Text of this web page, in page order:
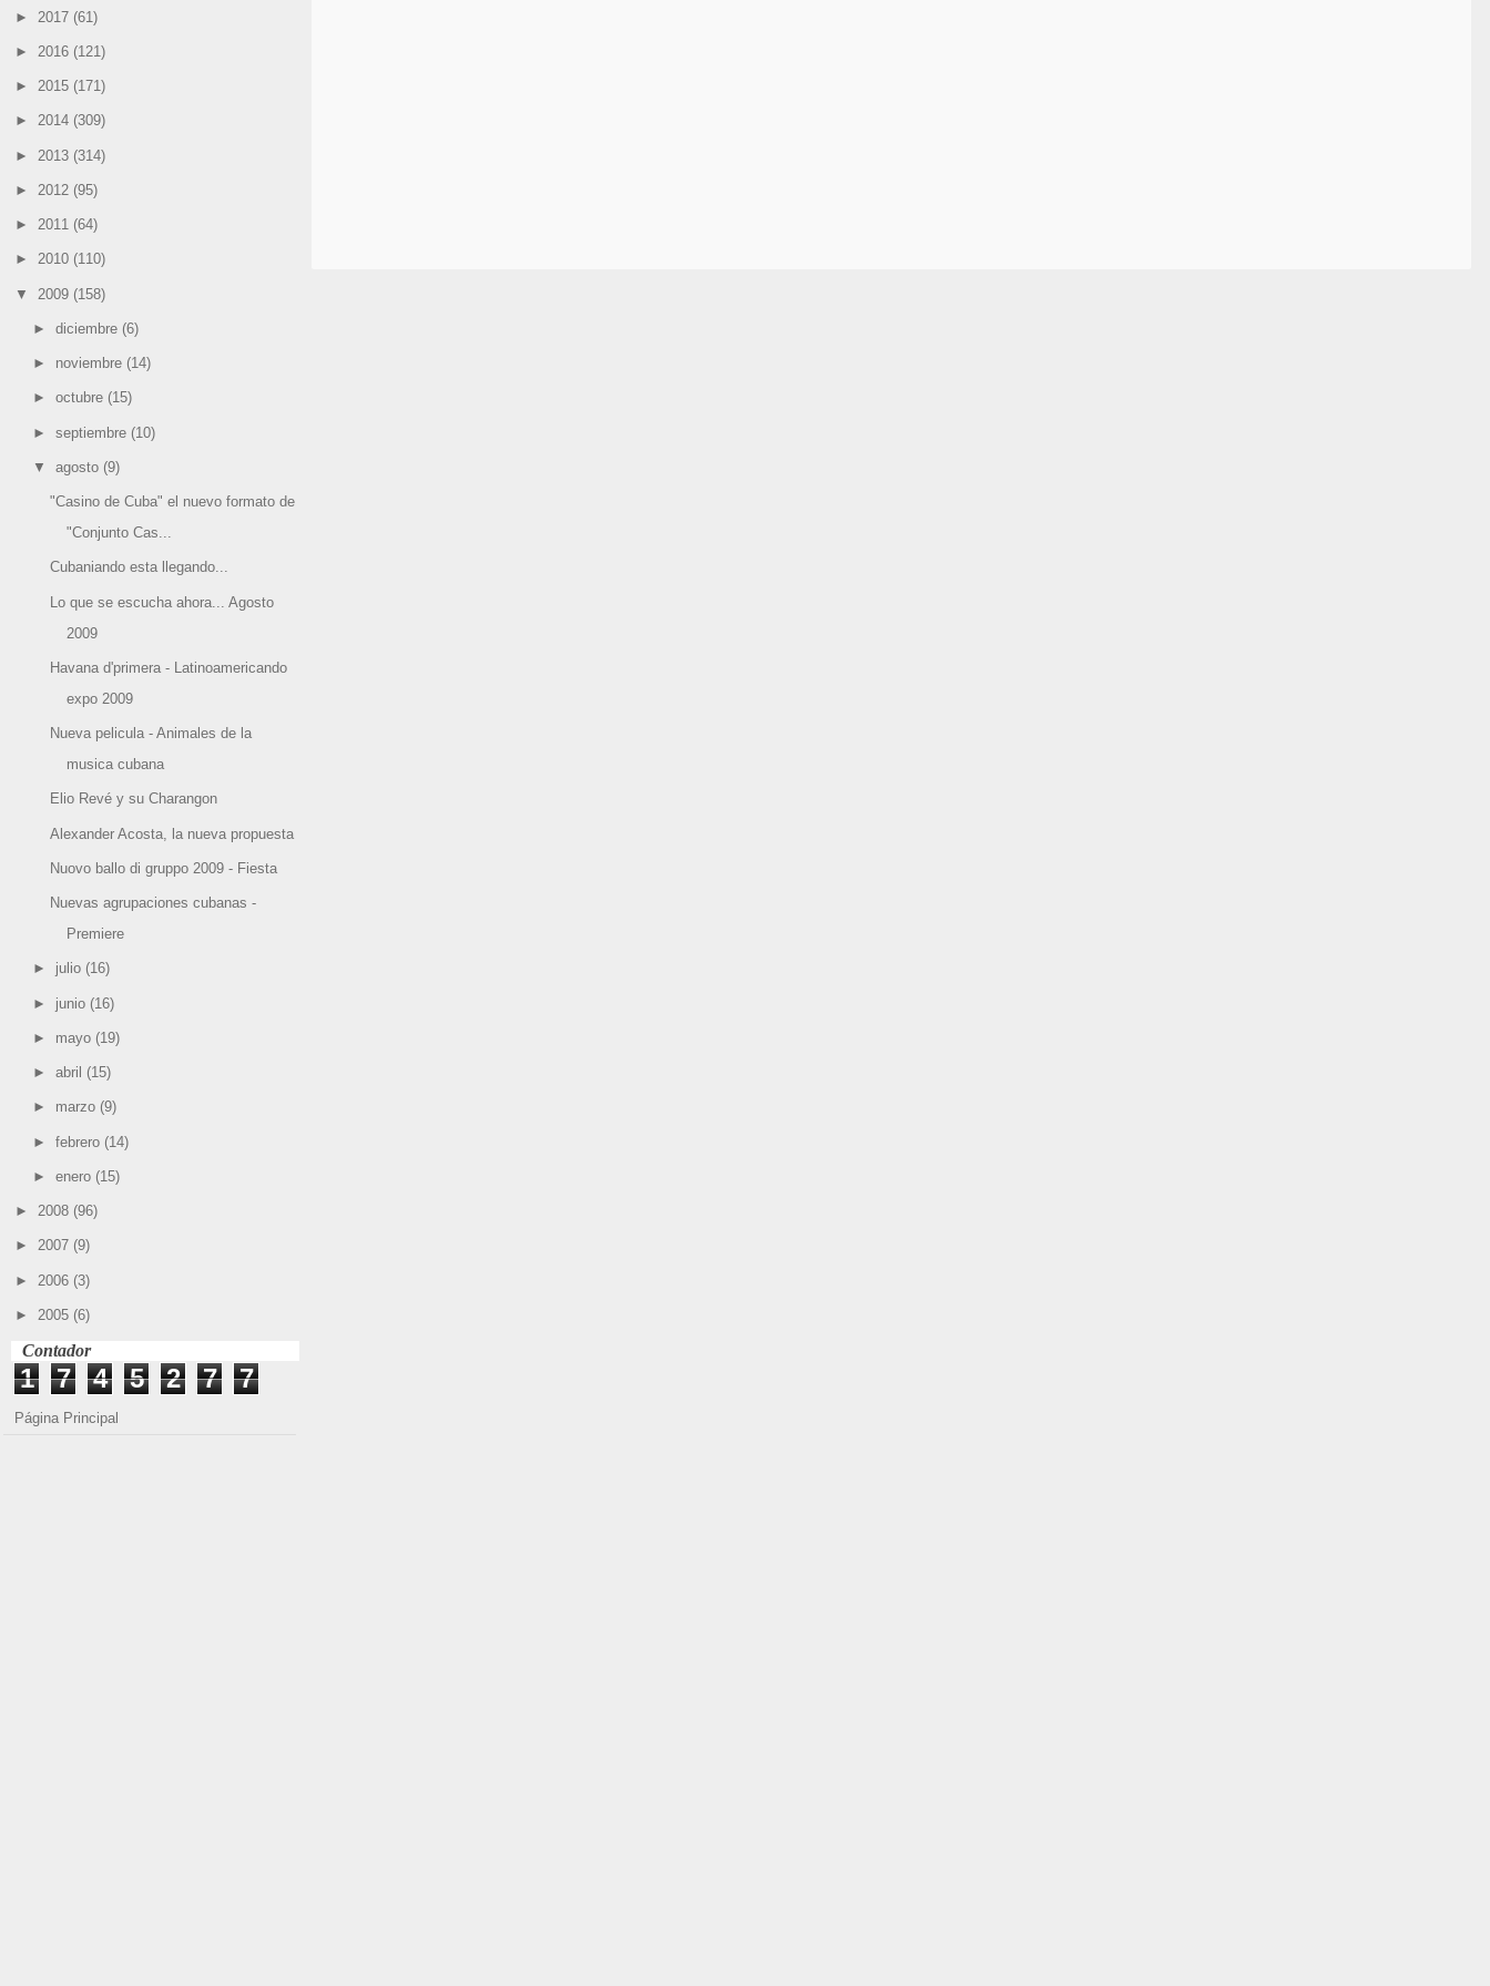
► 2017 (61)
► 2016 (121)
► 2015 (171)
► 2014 (309)
► 2013 (314)
► 2012 (95)
► 2011 (64)
► 2010 (110)
▼ 2009 (158)
► diciembre (6)
► noviembre (14)
► octubre (15)
► septiembre (10)
▼ agosto (9)
"Casino de Cuba" el nuevo formato de
"Conjunto Cas...
Cubaniando esta llegando...
Lo que se escucha ahora... Agosto
2009
Havana d'primera - Latinoamericando
expo 2009
Nueva pelicula - Animales de la
musica cubana
Elio Revé y su Charangon
Alexander Acosta, la nueva propuesta
Nuovo ballo di gruppo 2009 - Fiesta
Nuevas agrupaciones cubanas -
Premiere
► julio (16)
► junio (16)
► mayo (19)
► abril (15)
► marzo (9)
► febrero (14)
► enero (15)
► 2008 (96)
► 2007 (9)
► 2006 (3)
► 2005 (6)
Contador
1 7 4 5 2 7 7
Página Principal